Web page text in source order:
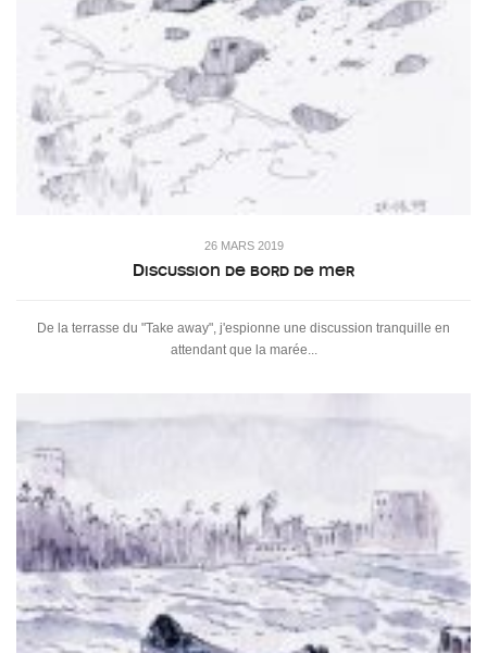
26 MARS 2019
Discussion de bord de mer
De la terrasse du "Take away", j'espionne une discussion tranquille en
attendant que la marée...